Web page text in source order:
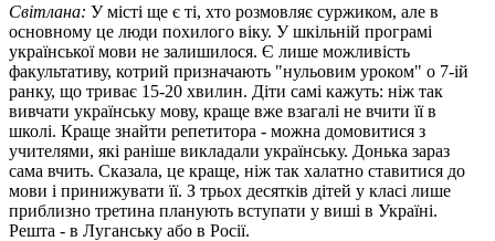
Світлана: У місті ще є ті, хто розмовляє суржиком, але в
основному це люди похилого віку. У шкільній програмі
української мови не залишилося. Є лише можливість
факультативу, котрий призначають "нульовим уроком" о 7-ій
ранку, що триває 15-20 хвилин. Діти самі кажуть: ніж так
вивчати українську мову, краще вже взагалі не вчити її в
школі. Краще знайти репетитора - можна домовитися з
учителями, які раніше викладали українську. Донька зараз
сама вчить. Сказала, це краще, ніж так халатно ставитися до
мови і принижувати її. З трьох десятків дітей у класі лише
приблизно третина планують вступати у виші в Україні.
Решта - в Луганську або в Росії.